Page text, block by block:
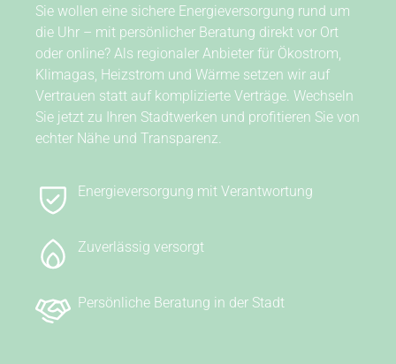
Sie wollen eine sichere Energieversorgung rund um
die Uhr – mit persönlicher Beratung direkt vor Ort
oder online? Als regionaler Anbieter für Ökostrom,
Klimagas, Heizstrom und Wärme setzen wir auf
Vertrauen statt auf komplizierte Verträge. Wechseln
Sie jetzt zu Ihren Stadtwerken und profitieren Sie von
echter Nähe und Transparenz.
Energieversorgung mit Verantwortung
Zuverlässig versorgt
Persönliche Beratung in der Stadt